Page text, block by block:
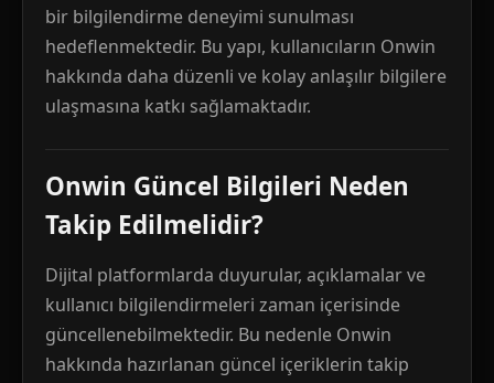
bir bilgilendirme deneyimi sunulması
hedeflenmektedir. Bu yapı, kullanıcıların Onwin
hakkında daha düzenli ve kolay anlaşılır bilgilere
ulaşmasına katkı sağlamaktadır.
Onwin Güncel Bilgileri Neden
Takip Edilmelidir?
Dijital platformlarda duyurular, açıklamalar ve
kullanıcı bilgilendirmeleri zaman içerisinde
güncellenebilmektedir. Bu nedenle Onwin
hakkında hazırlanan güncel içeriklerin takip